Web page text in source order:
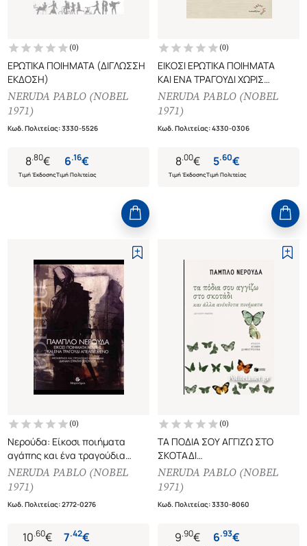
(0)
ΕΡΩΤΙΚΑ ΠΟΙΗΜΑΤΑ (ΔΙΓΛΩΣΣΗ
ΕΚΔΟΣΗ)
NERUDA PABLO (NOBEL
1971)
Κωδ. Πολιτείας:3330-5526
8.80€
Τιμή Έκδοσης
6.16€
Τιμή Πολιτείας
(0)
ΕΙΚΟΣΙ ΕΡΩΤΙΚΑ ΠΟΙΗΜΑΤΑ
ΚΑΙ ΕΝΑ ΤΡΑΓΟΥΔΙ ΧΩΡΙΣ
ΚΑΜΜΙΑΝ ΕΛΠΙΔΑ
NERUDA PABLO (NOBEL
1971)
Κωδ. Πολιτείας:4330-0306
8.00€
Τιμή Έκδοσης
5.60€
Τιμή Πολιτείας
(0)
Νερούδα: Είκοσι ποιήματα
αγάπης και ένα τραγούδια
απελπισμένο
NERUDA PABLO (NOBEL
1971)
Κωδ. Πολιτείας:2772-0276
10.60€ 7.42€
(0)
ΤΑ ΠΟΔΙΑ ΣΟΥ ΑΓΓΙΖΩ ΣΤΟ
ΣΚΟΤΑΔΙ
ΚΑΙ ΑΛΛΑ ΑΝΕΚΔΟΤΑ ΠΟΙΗΜΑΤΑ
(ΔΙΓΛΩΣΣΗ ΕΚΔΟΣΗ ΕΛΛΗΝΙΚΑ-
ΙΣΠΑΝΙΚΑ)
NERUDA PABLO (NOBEL
1971)
Κωδ. Πολιτείας:3330-8060
9.90€ 6.93€